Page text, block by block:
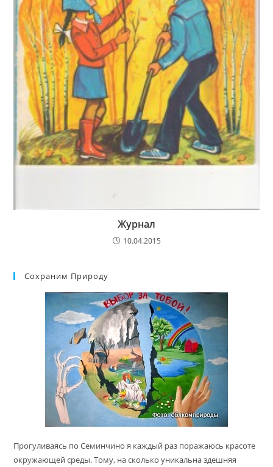
Журнал
10.04.2015
Сохраним Природу
Прогуливаясь по Семинчино я каждый раз поражаюсь красоте
окружающей среды. Тому, на сколько уникальна здешняя